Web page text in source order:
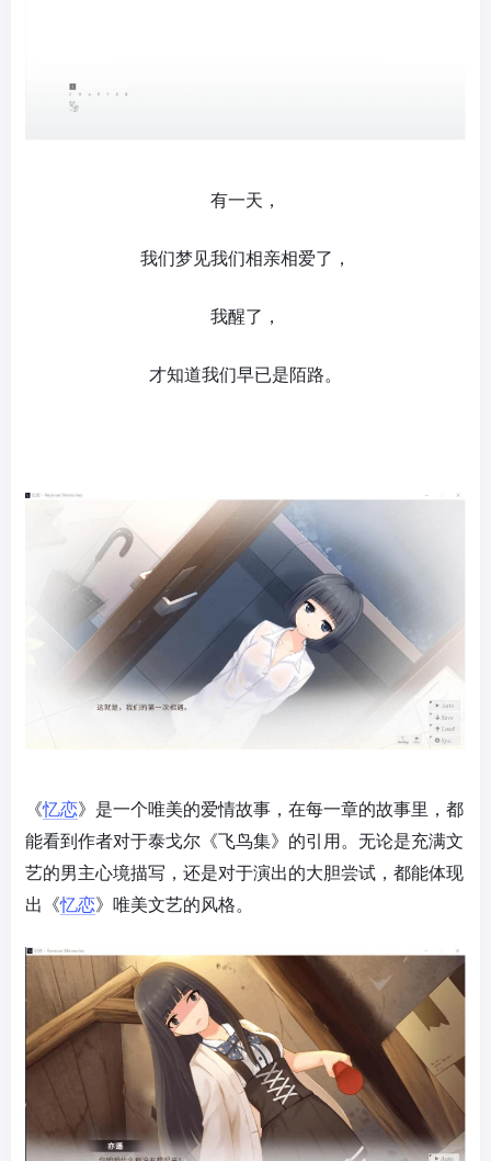
有一天，
我们梦见我们相亲相爱了，
我醒了，
才知道我们早已是陌路。
《忆恋》是一个唯美的爱情故事，在每一章的故事里，都
能看到作者对于泰戈尔《飞鸟集》的引用。无论是充满文
艺的男主心境描写，还是对于演出的大胆尝试，都能体现
出《忆恋》唯美文艺的风格。